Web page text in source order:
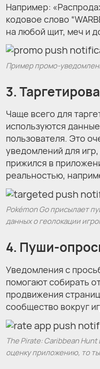
Например:
кодовое слово
на любой щит, меч и
Пример промо-
3.
Чаще всего для
используются
пользователя. Это
уведомлений для
прижился в
реальностью,
Pokémon Go присылает
данных о геолокации
4. Пуши-
Уведомления с
помогают собирать
продвижения
сообщество вокруг
The Pirate: Caribbean
оценку приложению, то